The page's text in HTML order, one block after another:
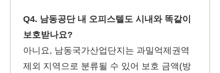
Q4. 남동공단 내 오피스텔도 시내와 똑같이
보호받나요?
아니요, 남동국가산업단지는 과밀억제권역
제외 지역으로 분류될 수 있어 보호 금액(방